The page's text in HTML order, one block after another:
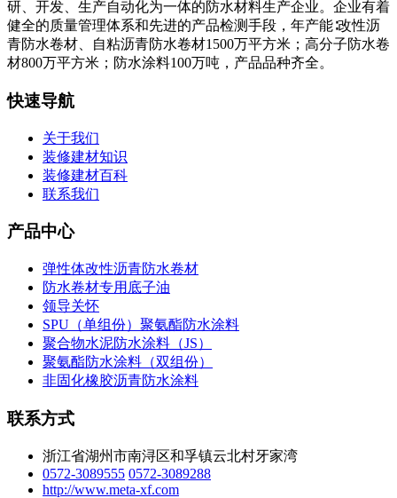
研、开发、生产自动化为一体的防水材料生产企业。企业有着
健全的质量管理体系和先进的产品检测手段，年产能∶改性沥
青防水卷材、自粘沥青防水卷材1500万平方米；高分子防水卷
材800万平方米；防水涂料100万吨，产品品种齐全。
快速导航
关于我们
装修建材知识
装修建材百科
联系我们
产品中心
弹性体改性沥青防水卷材
防水卷材专用底子油
领导关怀
SPU（单组份）聚氨酯防水涂料
聚合物水泥防水涂料（JS）
聚氨酯防水涂料（双组份）
非固化橡胶沥青防水涂料
联系方式
浙江省湖州市南浔区和孚镇云北村牙家湾
0572-3089555 0572-3089288
http://www.meta-xf.com